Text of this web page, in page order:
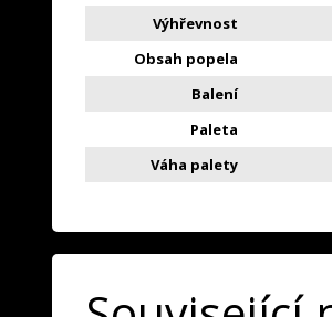
Výhřevnost
Obsah popela
Balení
Paleta
Váha palety